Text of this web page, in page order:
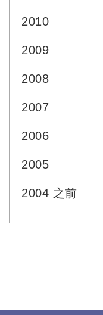
2010
2009
2008
2007
2006
2005
2004 之前